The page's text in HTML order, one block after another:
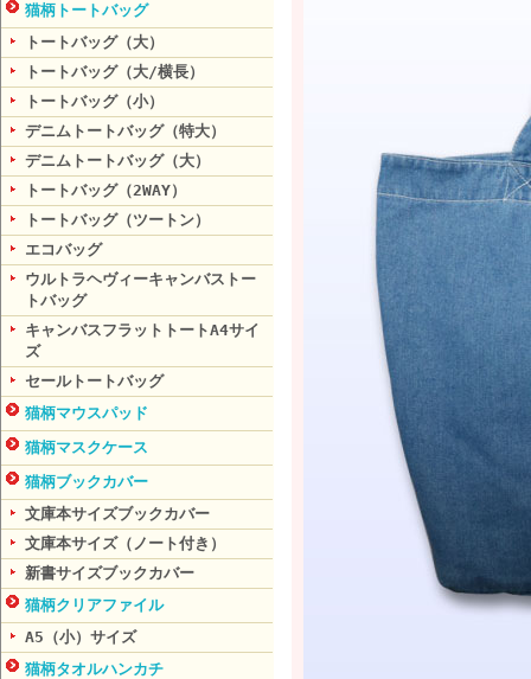
猫柄トートバッグ
トートバッグ（大）
トートバッグ（大/横長）
トートバッグ（小）
デニムトートバッグ（特大）
デニムトートバッグ（大）
トートバッグ（2WAY）
トートバッグ（ツートン）
エコバッグ
ウルトラヘヴィーキャンバストー
トバッグ
キャンバスフラットトートA4サイ
ズ
セールトートバッグ
猫柄マウスパッド
猫柄マスクケース
猫柄ブックカバー
文庫本サイズブックカバー
文庫本サイズ（ノート付き）
新書サイズブックカバー
猫柄クリアファイル
A5（小）サイズ
猫柄タオルハンカチ